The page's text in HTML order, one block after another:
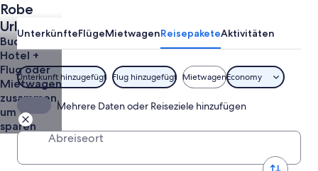
Robe
Urlaub
günstig
buchen
Buche
Hotel +
Flug oder
Mietwagen
zusammen,
um zu
sparen
UnterkünfteFlügeMietwagenReisepaketeAktivitäten
Unterkunft hinzugefügt Flug hinzugefügt MietwagenEconomy
Mehrere Daten oder Reiseziele hinzufügen
Abreiseort